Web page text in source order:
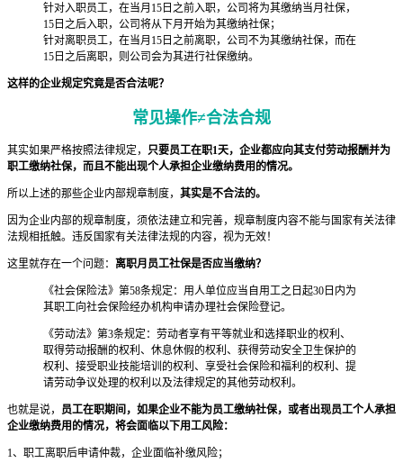
针对入职员工，在当月15日之前入职，公司将为其缴纳当月社保，
15日之后入职，公司将从下月开始为其缴纳社保；
针对离职员工，在当月15日之前离职，公司不为其缴纳社保，而在
15日之后离职，则公司会为其进行社保缴纳。
这样的企业规定究竟是否合法呢？
常见操作≠合法合规
其实如果严格按照法律规定， 只要员工在职1天，企业都应向其支付劳动报酬并为
职工缴纳社保，而且不能出现个人承担企业缴纳费用的情况。
所以上述的那些企业内部规章制度， 其实是不合法的。
因为企业内部的规章制度，须依法建立和完善，规章制度内容不能与国家有关法律
法规相抵触。违反国家有关法律法规的内容，视为无效！
这里就存在一个问题： 离职月员工社保是否应当缴纳？
《社会保险法》第58条规定：用人单位应当自用工之日起30日内为
其职工向社会保险经办机构申请办理社会保险登记。
《劳动法》第3条规定：劳动者享有平等就业和选择职业的权利、
取得劳动报酬的权利、休息休假的权利、获得劳动安全卫生保护的
权利、接受职业技能培训的权利、享受社会保险和福利的权利、提
请劳动争议处理的权利以及法律规定的其他劳动权利。
也就是说， 员工在职期间，如果企业不能为员工缴纳社保，或者出现员工个人承担
企业缴纳费用的情况，将会面临以下用工风险：
1、职工离职后申请仲裁，企业面临补缴风险；